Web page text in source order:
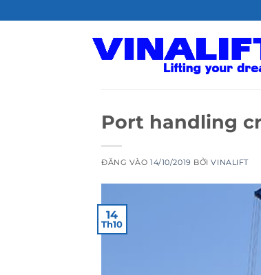
qua
Port handling
ĐĂNG VÀO14/10/2019 BỞIVINALIFT
14
Th10